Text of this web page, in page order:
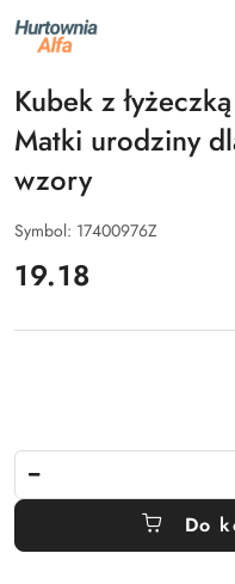
NAZWA
PRODUCENTA:
ALFA
Kubek z
Matki urodziny
wzory
Symbol: 17400976Z
cena:
19.18
Do